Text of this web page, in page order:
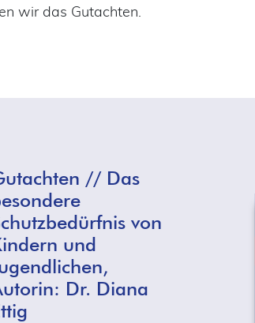
wir das Gutachten.
// Das
von
und
Dr. Diana